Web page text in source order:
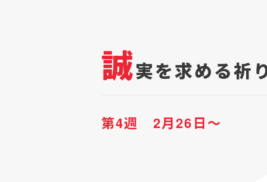
誠実を求める祈
第4週 2月26日～